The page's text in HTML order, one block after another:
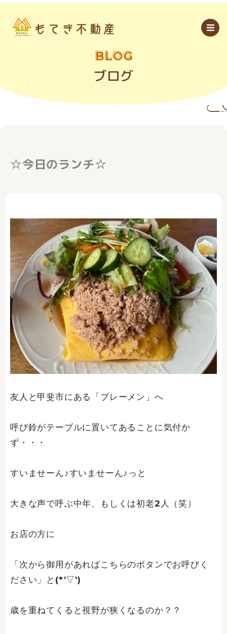
内
BLOG
ブログ
☆今日のランチ☆
友人と甲斐市にある「ブレーメン」へ
呼び鈴がテーブルに置いてあることに気付か
ず・・・
すいませーん♪すいませーん♪っと
大きな声で呼ぶ中年、もしくは初老2人（笑）
お店の方に
「次から御用があればこちらのボタンでお呼びく
ださい」と(*’▽’)
歳を重ねてくると視野が狭くなるのか？？